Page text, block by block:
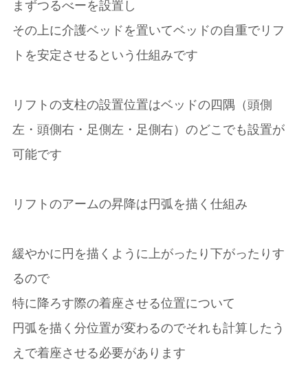
まずつるべーを設置し
その上に介護ベッドを置いてベッドの自重でリフ
トを安定させるという仕組みです
リフトの支柱の設置位置はベッドの四隅（頭側
左・頭側右・足側左・足側右）のどこでも設置が
可能です
リフトのアームの昇降は円弧を描く仕組み
緩やかに円を描くように上がったり下がったりす
るので
特に降ろす際の着座させる位置について
円弧を描く分位置が変わるのでそれも計算したう
えで着座させる必要があります